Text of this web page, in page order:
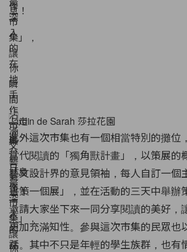
Jardin de Sarah 莎拉花園
此外這次市集也有一個相當特別的攤位
當代閱讀的「獨角獸計畫」，以策展的
藝文設計界的意見領袖，每人自訂一個
書策一個展」，並在活動的三天中舉辦
邀請大家坐下來一同分享閱讀的美好，
更加充滿知性。參與這次市集的民眾也
話。其中不只是年輕的學生族群，也有